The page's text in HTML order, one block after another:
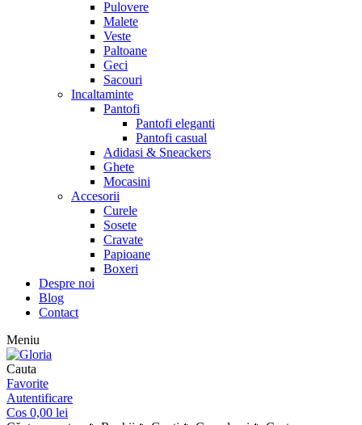
Pulovere
Malete
Veste
Paltoane
Geci
Sacouri
Incaltaminte
Pantofi
Pantofi eleganti
Pantofi casual
Adidasi & Sneackers
Ghete
Mocasini
Accesorii
Curele
Sosete
Cravate
Papioane
Boxeri
Despre noi
Blog
Contact
Meniu
Cauta
Favorite
Autentificare
Cos 0,00 lei